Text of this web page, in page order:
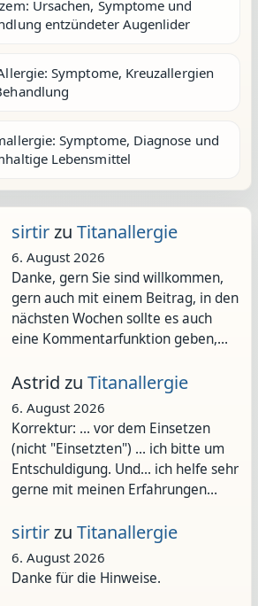
Ursachen, Symptome und
entzündeter Augenlider
Symptome, Kreuzallergien
Symptome, Diagnose und
Lebensmittel
sirtirzu Titanallergie
6. August 2026
Danke, gern Sie sind willkommen,
gern auch mit einem Beitrag, in den
nächsten Wochen sollte es auch
eine Kommentarfunktion geben,…
Astrid zu Titanallergie
6. August 2026
Korrektur: ... vor dem Einsetzen
(nicht "Einsetzten") ... ich bitte um
Entschuldigung. Und... ich helfe sehr
gerne mit meinen Erfahrungen…
sirtirzu Titanallergie
6. August 2026
Danke für die Hinweise.